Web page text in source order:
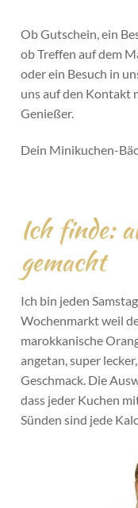
Ob Gutschein, ein
ob Treffen auf dem
oder ein Besuch in
uns auf den Kontakt
Genießer.
Dein Minikuchen-
Ich finde:
gemacht
Ich bin jeden
Wochenmarkt weil
marokkanische
angetan, super
Geschmack. Die
dass jeder Kuchen
Sünden sind jede